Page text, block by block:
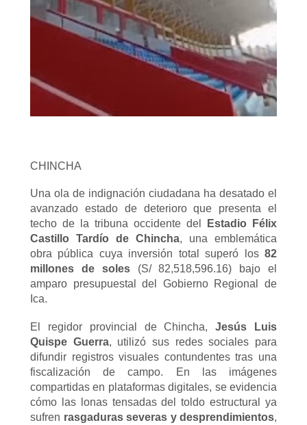
CHINCHA
Una ola de indignación ciudadana ha desatado el
avanzado estado de deterioro que presenta el
techo de la tribuna occidente del
Estadio Félix
Castillo Tardío de Chincha, una emblemática
obra pública cuya inversión total superó los 82
millones de soles(S/ 82,518,596.16) bajo el
amparo presupuestal del Gobierno Regional de
Ica.
El regidor provincial de Chincha,Jesús Luis
Quispe Guerra, utilizó sus redes sociales para
difundir registros visuales contundentes tras una
fiscalización de campo. En las imágenes
compartidas en plataformas digitales, se evidencia
cómo las lonas tensadas del toldo estructural ya
sufren rasgaduras severas y desprendimientos,